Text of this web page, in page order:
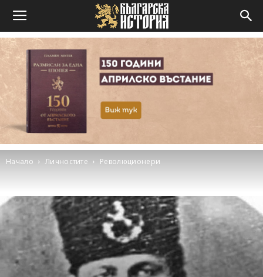
Начало Личностите Революционери